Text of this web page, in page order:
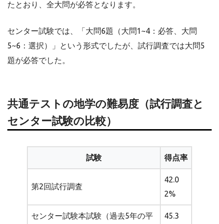
たとおり、全大問が必答となります。
センター試験では、「大問6題（大問1~4：必答、大問
5~6：選択）」という形式でしたが、試行調査では大問5
題が必答でした。
共通テストの地学の難易度（試行調査と
センター試験の比較）
試験 得点率
第2回試行調査
42.0
2%
センター試験本試験（過去5年の平
45.3